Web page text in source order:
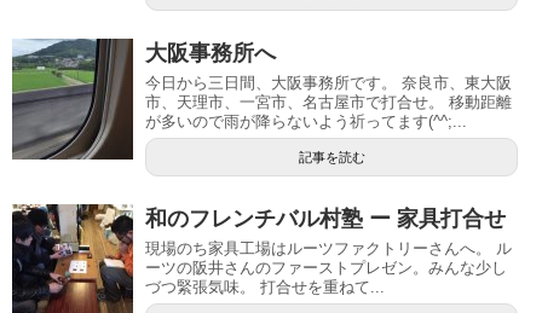
大阪事務所へ
今日から三日間、大阪事務所です。 奈良市、東大阪
市、天理市、一宮市、名古屋市で打合せ。 移動距離
が多いので雨が降らないよう祈ってます(^^;...
記事を読む
和のフレンチバル村塾 ー 家具打合せ
現場のち家具工場はルーツファクトリーさんへ。 ル
ーツの阪井さんのファーストプレゼン。みんな少し
づつ緊張気味。 打合せを重ねて...